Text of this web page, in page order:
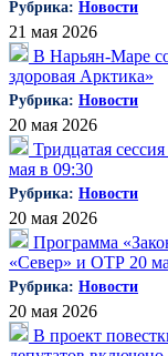
Рубрика: Новости
21 мая 2026
В Нарьян-Маре
здоровая Арктика»
Рубрика: Новости
20 мая 2026
Тридцатая
мая в 09:30
Рубрика: Новости
20 мая 2026
Программа
«Север» и ОТР 20
Рубрика: Новости
20 мая 2026
В проект